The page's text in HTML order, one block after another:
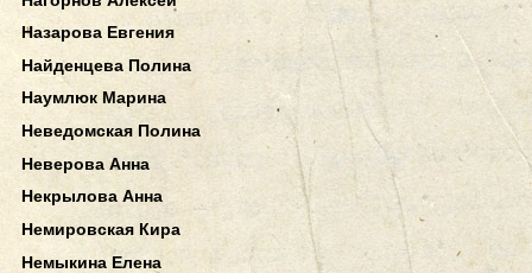
Назарова Евгения
Найденцева Полина
Наумлюк Марина
Неведомская Полина
Неверова Анна
Некрылова Анна
Немировская Кира
Немыкина Елена